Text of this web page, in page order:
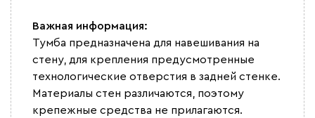
Важная информация:
Тумба предназначена для навешивания на
стену, для крепления предусмотренные
технологические отверстия в задней стенке.
Материалы стен различаются, поэтому
крепежные средства не прилагаются.